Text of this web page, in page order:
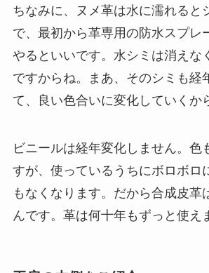
ちなみに、ヌメ革は水に濡れると
で、最初から革専用の防水スプレ
やるといいです。水シミは消えな
ですからね。まあ、そのシミも経
て、良い色合いに変化していくか
ビニールは経年変化しません。色
すが、使っているうちにボロボロ
もなくなります。だから合成皮革
んです。革は何十年もずっと使え